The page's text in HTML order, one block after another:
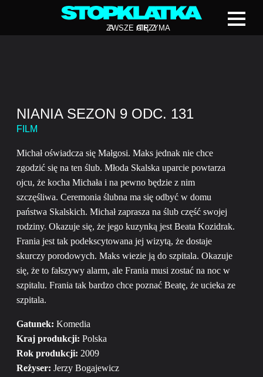
ZAWSZE CIĘ Z
ATRZYMA
NIANIA SEZON 9 ODC. 131
FILM
Michał oświadcza się Małgosi. Maks jednak nie chce
zgodzić się na ten ślub. Młoda Skalska uparcie powtarza
ojcu, że kocha Michała i na pewno będzie z nim
szczęśliwa. Ceremonia ślubna ma się odbyć w domu
państwa Skalskich. Michał zaprasza na ślub część swojej
rodziny. Okazuje się, że jego kuzynką jest Beata Kozidrak.
Frania jest tak podekscytowana jej wizytą, że dostaje
skurczy porodowych. Maks wiezie ją do szpitala. Okazuje
się, że to fałszywy alarm, ale Frania musi zostać na noc w
szpitalu. Frania tak bardzo chce poznać Beatę, że ucieka ze
szpitala.
Gatunek: Komedia
Kraj produkcji: Polska
Rok produkcji: 2009
Reżyser: Jerzy Bogajewicz